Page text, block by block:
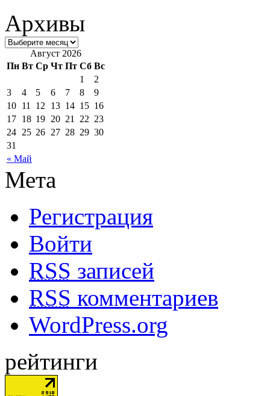
Архивы
Август 2026
Пн Вт Ср Чт Пт Сб Вс
« Май
1
2
3
4 5 6 7 8
9
10 11 12 13 14 15 16
17 18 19 20 21 22 23
24 25 26 27 28 29 30
31
Мета
Регистрация
Войти
RSS записей
RSS комментариев
WordPress.org
рейтинги